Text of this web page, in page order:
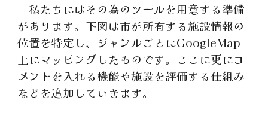
私たちにはその為のツールを用意する準備
があります。下図は市が所有する施設情報の
位置を特定し、ジャンルごとにGoogleMap
上にマッピングしたものです。ここに更にコ
メントを入れる機能や施設を評価する仕組み
などを追加していきます。